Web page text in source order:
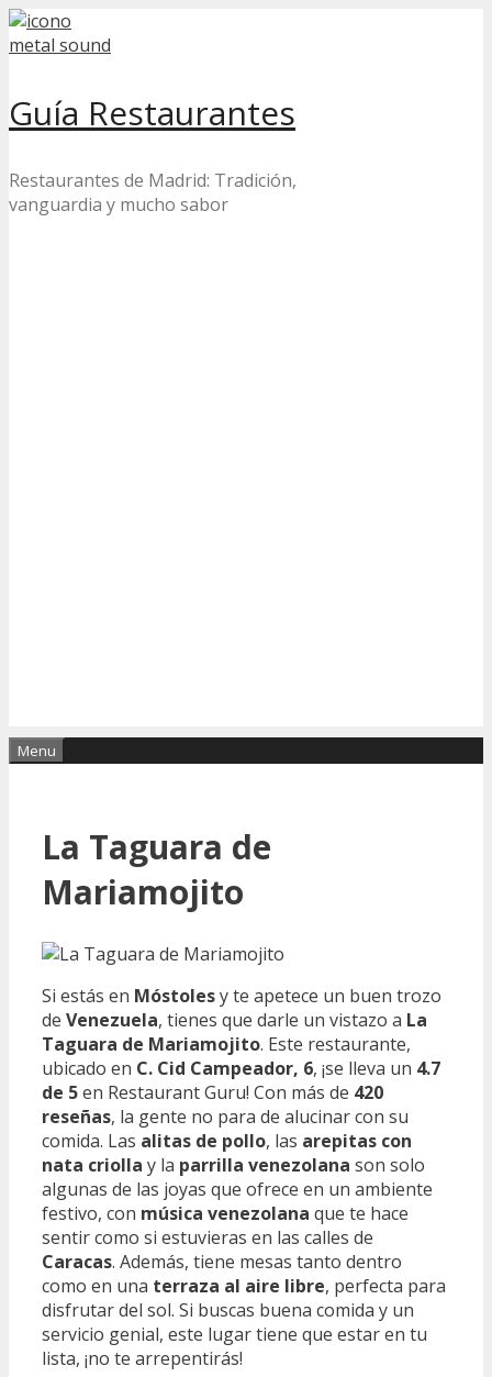
Skip
to
Guía Restaurantes
Restaurantes de Madrid: Tradición,
vanguardia y mucho sabor
Menu
La Taguara de
Mariamojito
Si estás en Móstolesy te apetece un buen trozo
de Venezuela, tienes que darle un vistazo a La
Taguara de Mariamojito. Este restaurante,
ubicado en C. Cid Campeador, 6, ¡se lleva un 4.7
de 5en Restaurant Guru! Con más de 420
reseñas, la gente no para de alucinar con su
comida. Las alitas de pollo, las arepitas con
nata criolla y la parrilla venezolana son solo
algunas de las joyas que ofrece en un ambiente
festivo, con música venezolana que te hace
sentir como si estuvieras en las calles de
Caracas. Además, tiene mesas tanto dentro
como en una terraza al aire libre, perfecta para
disfrutar del sol. Si buscas buena comida y un
servicio genial, este lugar tiene que estar en tu
lista, ¡no te arrepentirás!